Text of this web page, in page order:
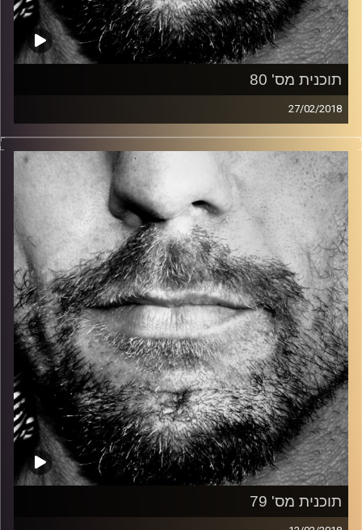
תוכנית מס' 80
27/02/2018
זיפים, מוזיקה מחוספסת של הופעות חיות. הרבה ג'אם, רוק,
בלוז, bluegrass, ג'אז, Fאנק, פרוגרסיב ואפילו אלקטרוניקה.
כל מה שחי, אמיתי ונושם.
עם שמוליק רגב.
קרדיט תמונות: David Goehring
תוכנית מס' 79